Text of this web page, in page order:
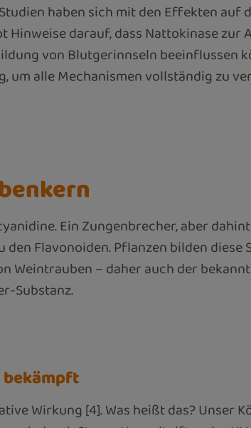
haben sich mit den Effekten
darauf, dass Nattokinase
von Blutgerinnseln beeinflussen
alle Mechanismen vollständig zu
Ein Zungenbrecher, aber
Flavonoiden. Pflanzen bilden
Weintrauben – daher auch der
Substanz.
bekämpft
Wirkung [4]. Was heißt das? Unser